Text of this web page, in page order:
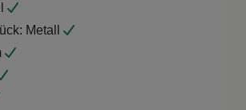
Metall